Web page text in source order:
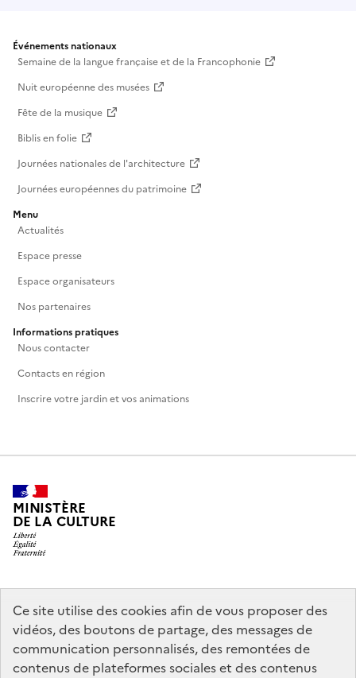
Ce site utilise des cookies afin de vous proposer des
vidéos, des boutons de partage, des messages de
communication personnalisés, des remontées de
contenus de plateformes sociales et des contenus
Événements nationaux
Semaine de la langue française et de la Francophonie
Nuit européenne des musées
Fête de la musique
Biblis en folie
Journées nationales de l'architecture
Journées européennes du patrimoine
Menu
Actualités
Espace presse
Espace organisateurs
Nos partenaires
Informations pratiques
Nous contacter
Contacts en région
Inscrire votre jardin et vos animations
MINISTÈRE
DE LA CULTURE
legifrance.gouv.fr
info.gouv.fr
service-public.gouv.fr
data.gouv.fr